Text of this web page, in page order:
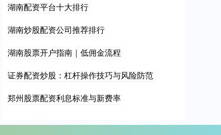
湖南配资平台十大排行
湖南炒股配资公司推荐排行
湖南股票开户指南｜低佣金流程
证券配资炒股：杠杆操作技巧与风险防范
郑州股票配资利息标准与新费率